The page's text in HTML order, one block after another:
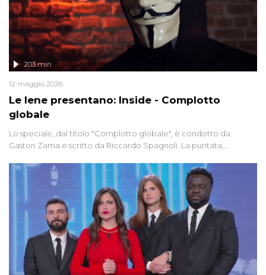
Le Iene presentano: Inside - Complotto
globale
203 min
12 maggio 2026
Lo speciale, dal titolo "Complotto globale", è condotto da
Gaston Zama e scritto da Riccardo Spagnoli. La puntata,
racconta l'universo delle narrazioni alternative, dei sospetti
globali e del complottismo che negli ultimi anni hanno invaso
social network, talk show, piazze digitali e immaginario collettivo.